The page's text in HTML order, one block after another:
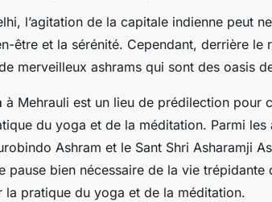
l’agitation de la capitale indienne peut
être et la sérénité. Cependant, derrière le
merveilleux ashrams qui sont des oasis
à Mehrauli est un lieu de prédilection pour
du yoga et de la méditation. Parmi
Ashram et le Sant Shri Asharamji
pause bien nécessaire de la vie
la pratique du yoga et de la méditation.